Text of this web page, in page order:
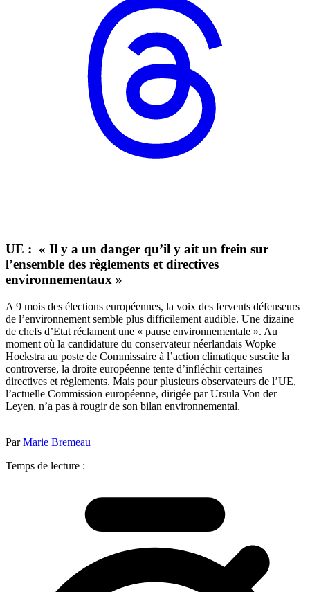
UE : « Il y a un danger qu’il y ait un frein sur
l’ensemble des règlements et directives
environnementaux »
A 9 mois des élections européennes, la voix des fervents défenseurs
de l’environnement semble plus difficilement audible. Une dizaine
de chefs d’Etat réclament une « pause environnementale ». Au
moment où la candidature du conservateur néerlandais Wopke
Hoekstra au poste de Commissaire à l’action climatique suscite la
controverse, la droite européenne tente d’infléchir certaines
directives et règlements. Mais pour plusieurs observateurs de l’UE,
l’actuelle Commission européenne, dirigée par Ursula Von der
Leyen, n’a pas à rougir de son bilan environnemental.
ParMarie Bremeau
Temps de lecture :